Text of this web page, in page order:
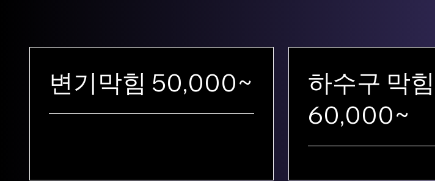
변기막힘 50,000~
하수구 막힘
60,000~